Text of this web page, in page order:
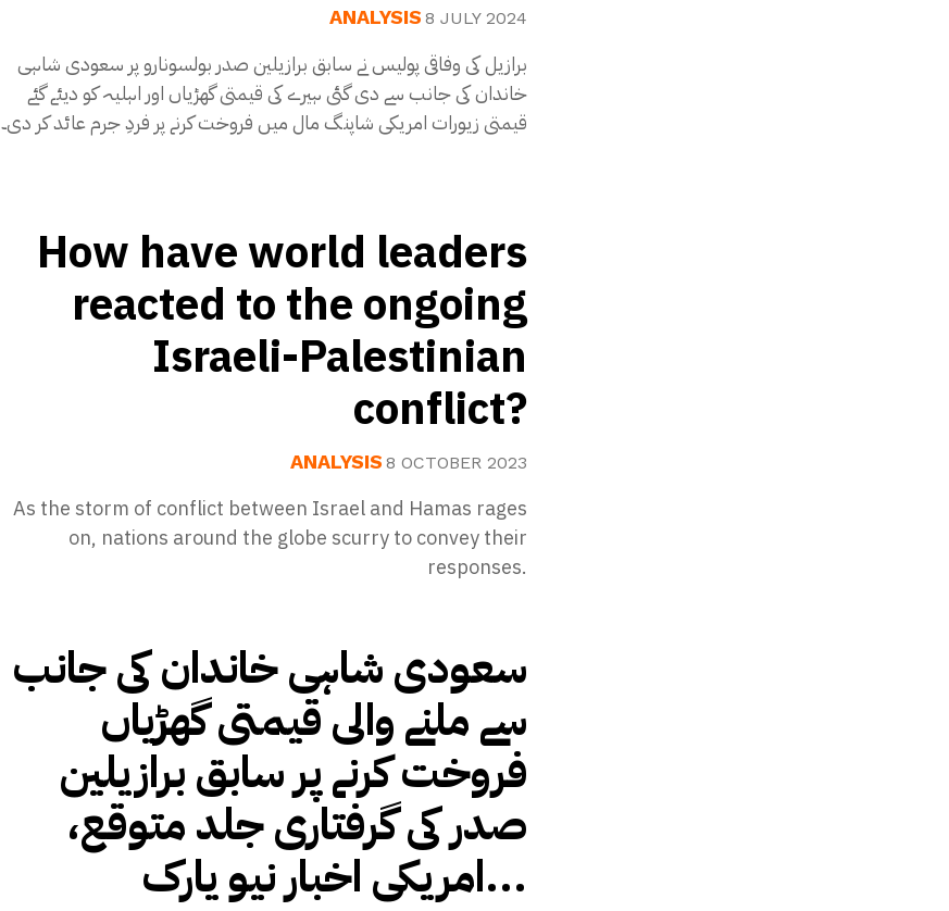
ANALYSIS 8 JULY 2024
برازیل کی وفاقی پولیس نے سابق برازیلین صدر بولسونارو پر سعودی شاہی
خاندان کی جانب سے دی گئی ہیرے کی قیمتی گھڑیاں اور اہلیہ کو دیئے گئے
قیمتی زیورات امریکی شاپنگ مال میں فروخت کرنے پر فردِ جرم عائد کر دی۔
How have world leaders
reacted to the ongoing
Israeli-Palestinian
conflict?
ANALYSIS 8 OCTOBER 2023
As the storm of conflict between Israel and Hamas rages
on, nations around the globe scurry to convey their
responses.
سعودی شاہی خاندان کی جانب
سے ملنے والی قیمتی گھڑیاں
فروخت کرنے پر سابق برازیلین
صدر کی گرفتاری جلد متوقع،
امریکی اخبار نیو یارک...